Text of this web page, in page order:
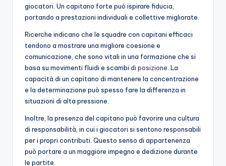
giocatori. Un capitano forte può ispirare fiducia,
portando a prestazioni individuali e collettive migliorate.
Ricerche indicano che le squadre con capitani efficaci
tendono a mostrare una migliore coesione e
comunicazione, che sono vitali in una formazione che si
basa su movimenti fluidi e scambi di posizione. La
capacità di un capitano di mantenere la concentrazione
e la determinazione può spesso fare la differenza in
situazioni di alta pressione.
Inoltre, la presenza del capitano può favorire una cultura
di responsabilità, in cui i giocatori si sentono responsabili
per i propri contributi. Questo senso di appartenenza
può portare a un maggiore impegno e dedizione durante
le partite.